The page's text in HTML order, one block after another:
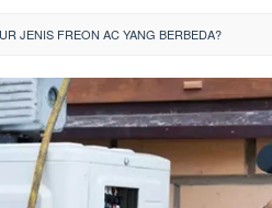
JENIS FREON AC YANG BERBEDA?